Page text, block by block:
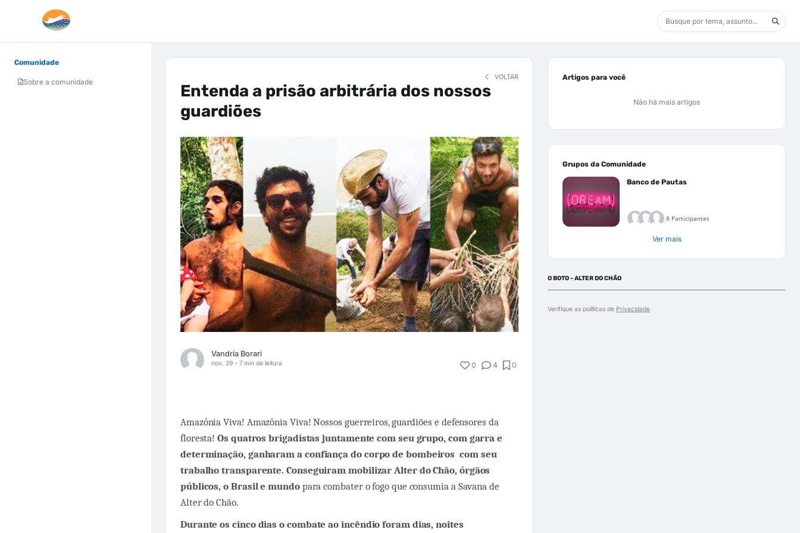
Comunidade
Sobre a comunidade
VOLTAR
Entenda a prisão arbitrária dos nossos
guardiões
Vandria Borari
nov. 29 - 7 min de leitura 0 4 0
Amazônia Viva! Amazônia Viva! Nossos guerreiros, guardiões e defensores da
floresta!Os quatros brigadistas juntamente com seu grupo, com garra e
determinação, ganharam a confiança do corpo de bombeiros com seu
trabalho transparente. Conseguiram mobilizar Alter do Chão, órgãos
públicos, o Brasil e mundo para combater o fogo que consumia a Savana de
Alter do Chão.
Durante os cinco dias o combate ao incêndio foram dias, noites
Artigos para você
Não há mais artigos
Grupos da Comunidade
Banco de Pautas
8 Participantes
Ver mais
O BOTO - ALTER DO CHÃO
Verifique as políticas de Privacidade